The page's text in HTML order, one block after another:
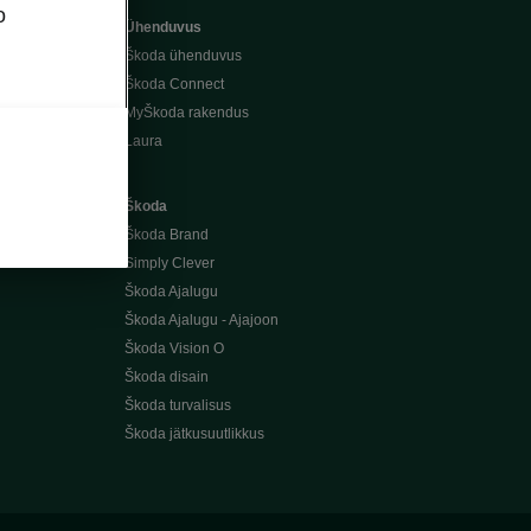
Ühenduvus
Škoda ühenduvus
Škoda Connect
MyŠkoda rakendus
Laura
Škoda
Škoda Brand
Simply Clever
Škoda Ajalugu
Škoda Ajalugu - Ajajoon
Škoda Vision O
Škoda disain
Škoda turvalisus
Škoda jätkusuutlikkus